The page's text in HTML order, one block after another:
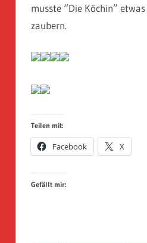
musste “Die Köchin”
zaubern.
Teilen mit:
Facebook X
Gefällt mir: